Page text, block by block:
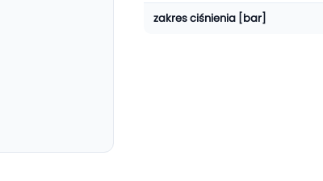
zakres ciśnienia [bar]